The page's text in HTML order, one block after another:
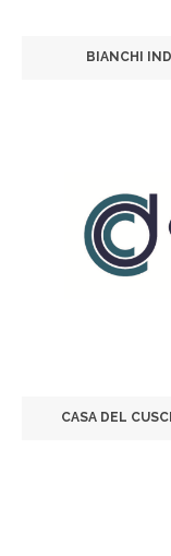
BIANCHI
CASA DEL